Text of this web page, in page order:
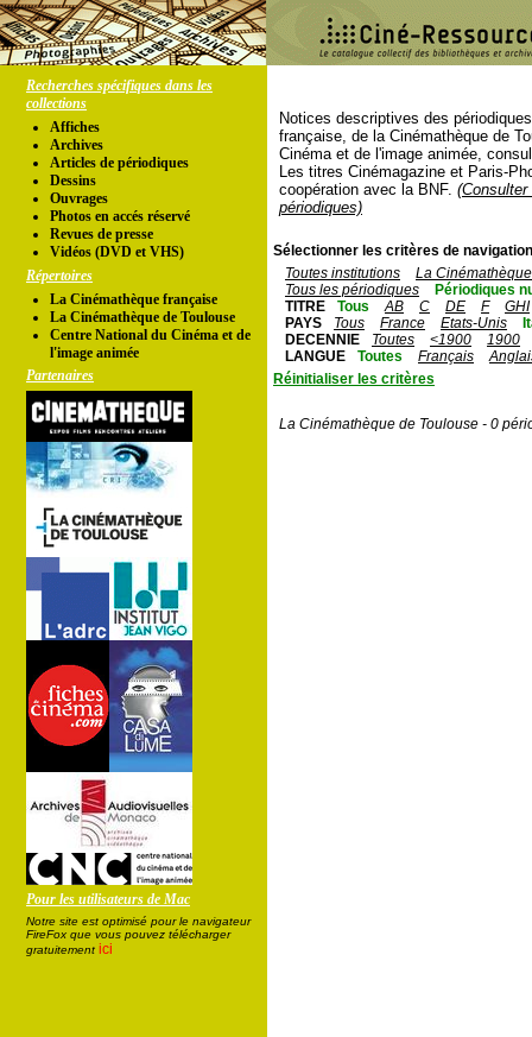
Recherches spécifiques dans les
collections
Affiches
Archives
Articles de périodiques
Dessins
Ouvrages
Photos en accés réservé
Revues de presse
Vidéos (DVD et VHS)
Répertoires
La Cinémathèque française
La Cinémathèque de Toulouse
Centre National du Cinéma et de
l'image animée
Partenaires
Pour les utilisateurs de Mac
Notre site est optimisé pour le navigateur
FireFox que vous pouvez télécharger
gratuitement ici
Notices descriptives des
française, de la Cinémathèque de
Cinéma et de l'image animée,
Les titres Cinémagazine et Paris-
coopération avec la BNF.
périodiques)
Sélectionner les critères de
Toutes institutions
La
Tous les périodiques
Périodiques
TITRE
Tous AB C DE F
GHI
PAYS
Tous France Etats-Unis
DECENNIE
Toutes <1900
1900
LANGUE
Toutes Français
Réinitialiser les critères
La Cinémathèque de Toulouse - 0